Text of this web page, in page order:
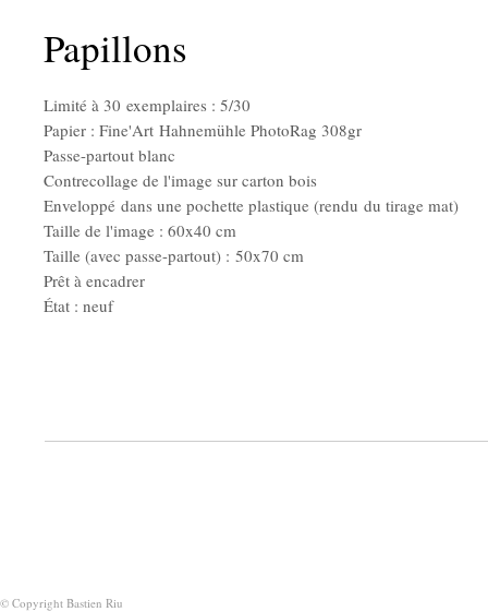
Papillons
Limité à 30 exemplaires : 5/30
Papier : Fine'Art Hahnemühle PhotoRag 308gr
Passe-partout blanc
Contrecollage de l'image sur carton bois
Enveloppé dans une pochette plastique (rendu du tirage mat)
Taille de l'image : 60x40 cm
Taille (avec passe-partout) : 50x70 cm
Prêt à encadrer
État : neuf
© Copyright Bastien Riu